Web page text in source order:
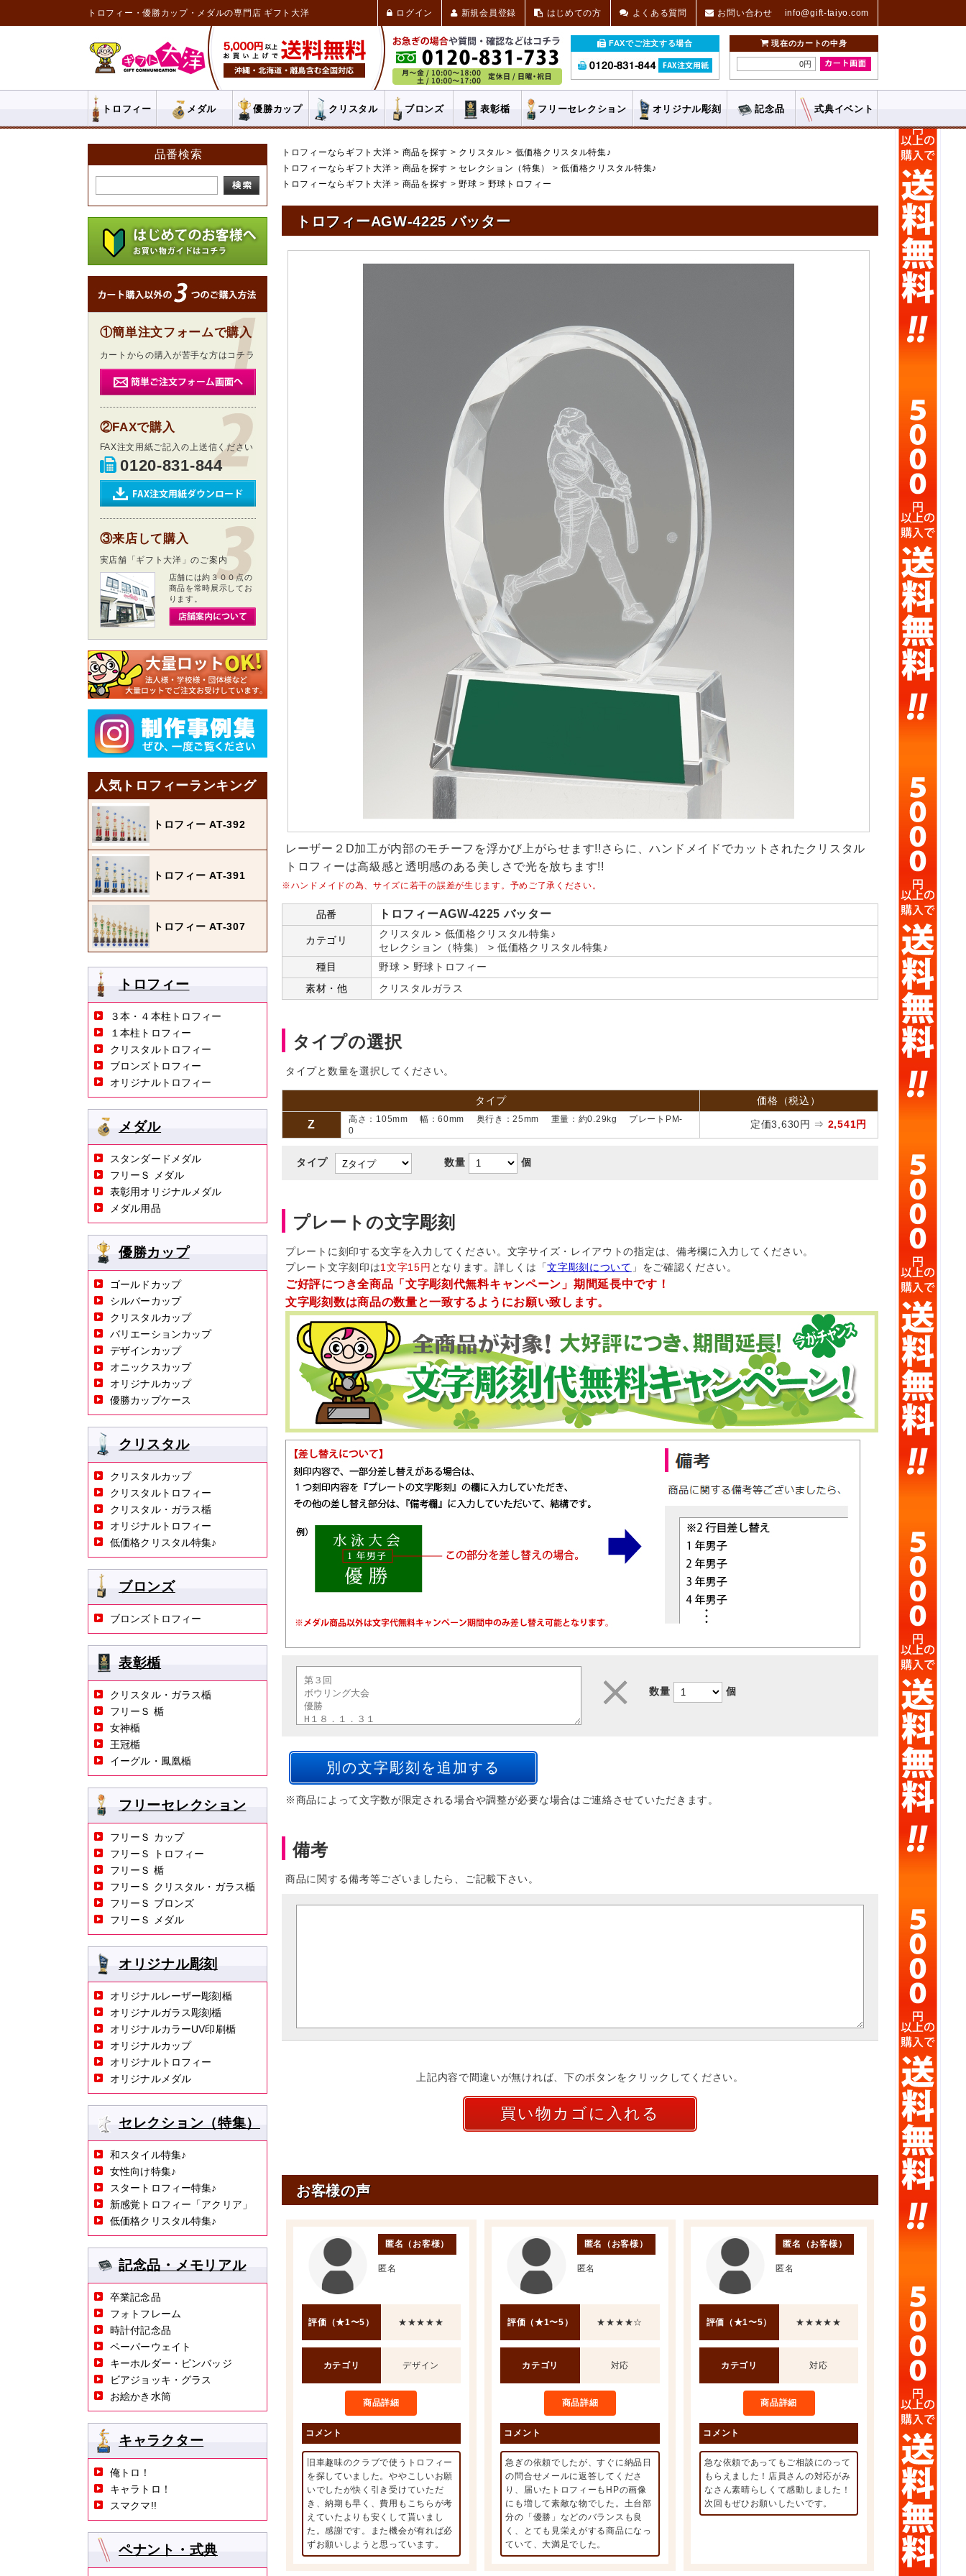
トロフィー・優勝カップ・メダルの専門店 ギフト大洋 ログイン 新規会員登録 はじめての方 よくある質問 お問い合わせ info@gift-taiyo.com
FAXでご注文する場合 現在のカートの中身
0円
トロフィー メダル 優勝カップ クリスタル ブロンズ 表彰楯 フリーセレクション オリジナル彫刻 記念品 式典イベント
トロフィーならギフト大洋 商品を探す クリスタル
低価格クリスタル特集♪
トロフィーならギフト大洋
商品を探す セレクション（特集）
低価格クリスタル特集♪
トロフィーならギフト大洋
商品を探す 野球 野球トロフィー
トロフィーAGW-4225 バッター
レーザー２D加工が内部のモチーフを浮かび上がらせます!!さらに、ハンドメイドでカットされたクリスタル
トロフィーは高級感と透明感のある美しさで光を放ちます!!
※ハンドメイドの為、サイズに若干の誤差が生じます。予めご了承ください。
品番 トロフィーAGW-4225 バッター
カテゴリ
クリスタル > 低価格クリスタル特集♪
セレクション（特集） > 低価格クリスタル特集♪
種目
野球 > 野球トロフィー
素材・他
クリスタルガラス
タイプの選択
タイプと数量を選択してください。
タイプ 価格（税込）
Z
高さ：105mm 幅：60mm 奥行き：25mm 重量：約0.29kg プレートPM-
0
定価3,630円 ⇒ 2,541円
タイプ 数量 個
プレートの文字彫刻
プレートに刻印する文字を入力してください。文字サイズ・レイアウトの指定は、備考欄に入力してください。
プレート文字刻印は1文字15円 となります。詳しくは「文字彫刻について 」をご確認ください。
ご好評につき全商品「文字彫刻代無料キャンペーン」期間延長中です！
文字彫刻数は商品の数量と一致するようにお願い致します。
数量 個
※商品によって文字数が限定される場合や調整が必要な場合はご連絡させていただきます。
備考
商品に関する備考等ございましたら、ご記載下さい。
上記内容で間違いが無ければ、下のボタンをクリックしてください。
お客様の声
匿名（お客様）
匿名
評価（★1〜5） ★★★★★
カテゴリ デザイン
商品詳細
コメント
旧車趣味のクラブで使うトロフィー
を探していました。ややこしいお願
いでしたが快く引き受けていただ
き、納期も早く、費用もこちらが考
えていたよりも安くして貰いまし
た。感謝です。また機会が有れば必
ずお願いしようと思っています。
匿名（お客様）
匿名
評価（★1〜5） ★★★★☆
カテゴリ 対応
商品詳細
コメント
急ぎの依頼でしたが、すぐに納品日
の問合せメールに返答してくださ
り、届いたトロフィーもHPの画像
にも増して素敵な物でした。土台部
分の「優勝」などのバランスも良
く、とても見栄えがする商品になっ
ていて、大満足でした。
匿名（お客様）
匿名
評価（★1〜5） ★★★★★
カテゴリ 対応
商品詳細
コメント
急な依頼であってもご相談にのって
もらえました！店員さんの対応がみ
なさん素晴らしくて感動しました！
次回もぜひお願いしたいです。
品番検索
①簡単注文フォームで購入
カートからの購入が苦手な方はコチラ
②FAXで購入
FAX注文用紙ご記入の上送信ください
0120-831-844
③来店して購入
実店舗「ギフト大洋」のご案内
店舗には約３００点の
商品を常時展示してお
ります。
人気トロフィーランキング
トロフィー AT-392
トロフィー AT-391
トロフィー AT-307
トロフィー
３本・４本柱トロフィー
１本柱トロフィー
クリスタルトロフィー
ブロンズトロフィー
オリジナルトロフィー
メダル
スタンダードメダル
フリーＳ メダル
表彰用オリジナルメダル
メダル用品
優勝カップ
ゴールドカップ
シルバーカップ
クリスタルカップ
バリエーションカップ
デザインカップ
オニックスカップ
オリジナルカップ
優勝カップケース
クリスタル
クリスタルカップ
クリスタルトロフィー
クリスタル・ガラス楯
オリジナルトロフィー
低価格クリスタル特集♪
ブロンズ
ブロンズトロフィー
表彰楯
クリスタル・ガラス楯
フリーＳ 楯
女神楯
王冠楯
イーグル・鳳凰楯
フリーセレクション
フリーＳ カップ
フリーＳ トロフィー
フリーＳ 楯
フリーＳ クリスタル・ガラス楯
フリーＳ ブロンズ
フリーＳ メダル
オリジナル彫刻
オリジナルレーザー彫刻楯
オリジナルガラス彫刻楯
オリジナルカラーUV印刷楯
オリジナルカップ
オリジナルトロフィー
オリジナルメダル
セレクション（特集）
和スタイル特集♪
女性向け特集♪
スタートロフィー特集♪
新感覚トロフィー「アクリア」
低価格クリスタル特集♪
記念品・メモリアル
卒業記念品
フォトフレーム
時計付記念品
ペーパーウェイト
キーホルダー・ピンバッジ
ビアジョッキ・グラス
お絵かき水筒
キャラクター
俺トロ！
キャラトロ！
スマクマ!!
ペナント・式典